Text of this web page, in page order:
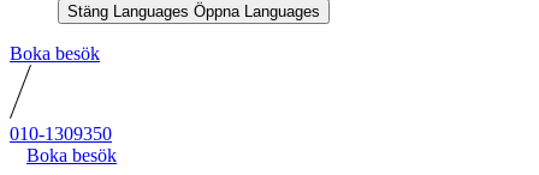
Stäng Languages Öppna Languages
Boka besök
010-1309350
Boka besök